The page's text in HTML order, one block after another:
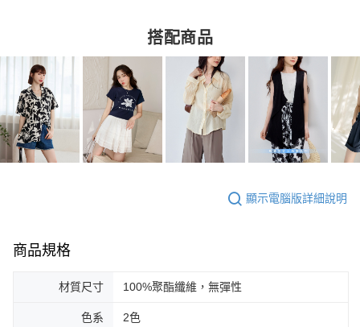
搭配商品
顯示電腦版詳細說明
商品規格
材質尺寸 100%聚酯纖維，無彈性
色系 2色